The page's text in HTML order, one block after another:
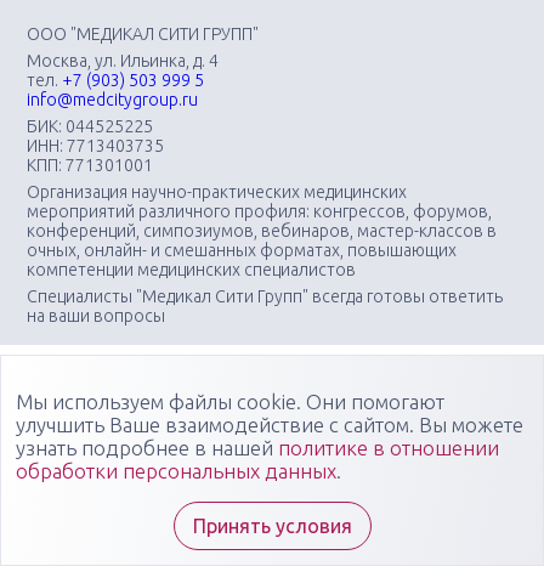
ООО "МЕДИКАЛ СИТИ ГРУПП"
Москва, ул. Ильинка, д. 4
тел. +7 (903) 503 999 5
info@medcitygroup.ru
БИК: 044525225
ИНН: 7713403735
КПП: 771301001
Организация научно-практических медицинских
мероприятий различного профиля: конгрессов, форумов,
конференций, симпозиумов, вебинаров, мастер-классов в
очных, онлайн- и смешанных форматах, повышающих
компетенции медицинских специалистов
Специалисты "Медикал Сити Групп" всегда готовы ответить
на ваши вопросы
Мы используем файлы cookie. Они помогают
улучшить Ваше взаимодействие с сайтом. Вы можете
узнать подробнее в нашей политике в отношении
обработки персональных данных.
Принять условия